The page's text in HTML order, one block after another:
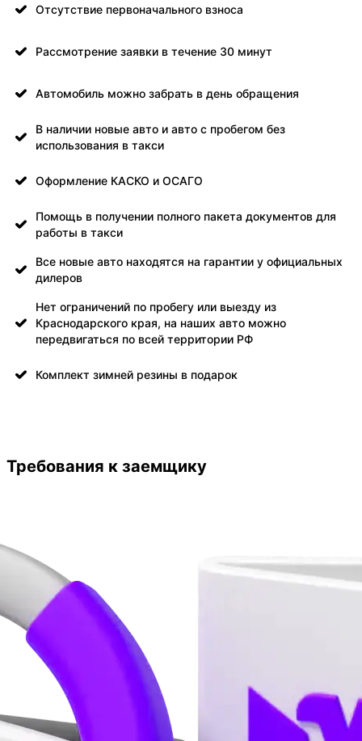
Отсутствие первоначального взноса
Рассмотрение заявки в течение 30 минут
Автомобиль можно забрать в день обращения
В наличии новые авто и авто с пробегом без
использования в такси
Оформление КАСКО и ОСАГО
Помощь в получении полного пакета документов для
работы в такси
Все новые авто находятся на гарантии у официальных
дилеров
Нет ограничений по пробегу или выезду из
Краснодарского края, на наших авто можно
передвигаться по всей территории РФ
Комплект зимней резины в подарок
Требования к заемщику